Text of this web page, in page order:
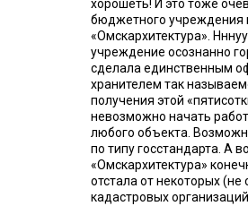
хорошеть! И это тоже
бюджетного учреждения
«Омскархитектура».
учреждение осознанно
сделала единственным
хранителем так
получения этой
невозможно начать
любого объекта.
по типу госстандарта. А
«Омскархитектура»
отстала от некоторых (не
кадастровых